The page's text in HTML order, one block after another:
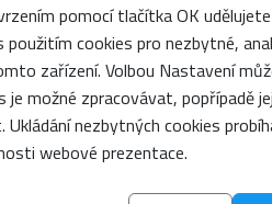
pomocí tlačítka OK
použitím cookies pro nezbytné,
zařízení. Volbou Nastavení
je možné zpracovávat, popřípadě
Ukládání nezbytných cookies
webové prezentace.
Jak
(PKI)